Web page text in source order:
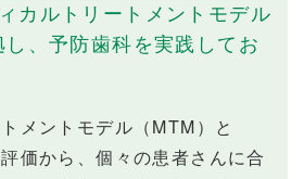
カルトリートメントモデル
し、予防歯科を実践してお
メントモデル（MTM）と
価から、個々の患者さんに合